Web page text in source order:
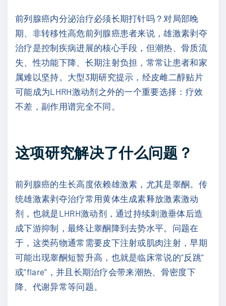
前列腺癌内分泌治疗必须长期打针吗？对局部晚
期、非转移性高危前列腺癌患者来说，雄激素剥夺
治疗是控制疾病进展的核心手段，但潮热、骨质流
失、性功能下降、长期注射负担，常常让患者和家
属难以坚持。大型3期研究提示，经皮雌二醇贴片
可能成为LHRH激动剂之外的一个重要选择：疗效
不差，副作用谱完全不同。
这项研究解决了什么问题？
前列腺癌的生长高度依赖雄激素，尤其是睾酮。传
统雄激素剥夺治疗常用黄体生成素释放激素激动
剂，也就是LHRH激动剂，通过持续刺激垂体后造
成下游抑制，最终让睾酮降到去势水平。问题在
于，这类药物通常需要皮下注射或肌肉注射，早期
可能出现睾酮短暂升高，也就是临床常说的“反跳”
或“flare”，并且长期治疗会带来潮热、骨密度下
降、代谢异常等问题。